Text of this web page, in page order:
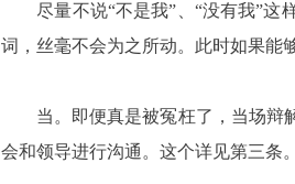
尽量不说“不是我”、“没有我”这
词，丝毫不会为之所动。此时如果能
当。即便真是被冤枉了，当场辩解
会和领导进行沟通。这个详见第三条。